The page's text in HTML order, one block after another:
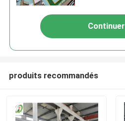
Continuer
produits recommandés